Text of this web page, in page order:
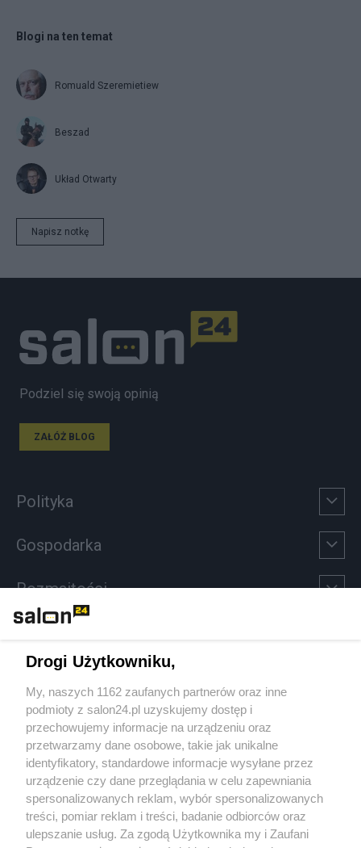
Blogi na ten temat
Romuald Szeremietiew
Beszad
Układ Otwarty
Napisz notkę
Podziel się swoją opinią
ZAŁÓŻ BLOG
Polityka
Gospodarka
Rozmaitości
Sport
Społeczeństwo
Kultura
X Facebook Instagram Youtube
Drogi Użytkowniku,
My, naszych 1162 zaufanych partnerów oraz inne
podmioty z salon24.pl uzyskujemy dostęp i
przechowujemy informacje na urządzeniu oraz
przetwarzamy dane osobowe, takie jak unikalne
identyfikatory, standardowe informacje wysyłane przez
urządzenie czy dane przeglądania w celu zapewniania
spersonalizowanych reklam, wybór spersonalizowanych
treści, pomiar reklam i treści, badanie odbiorców oraz
ulepszanie usług. Za zgodą Użytkownika my i Zaufani